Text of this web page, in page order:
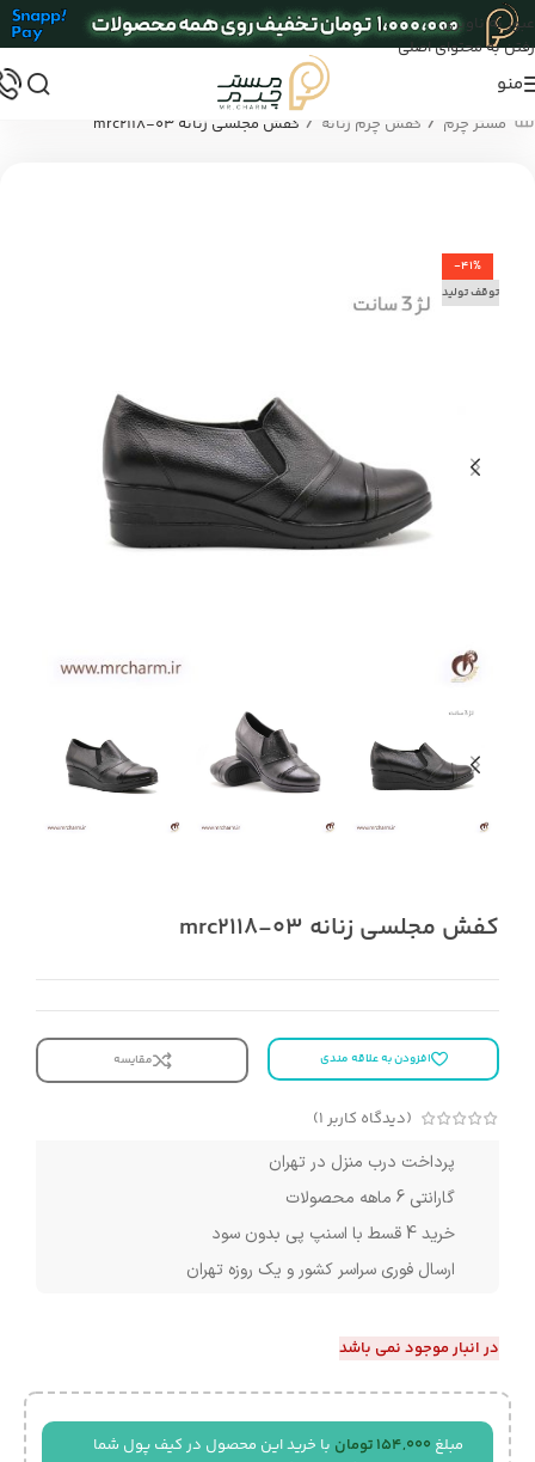
عبور به ناوبری
رفتن به محتوای اصلی
منو
مستر چرم / کفش چرم زنانه / کفش مجلسی زنانه mrc2118-03
-41%
توقف تولید
کفش مجلسی زنانه mrc2118-03
افزودن به علاقه مندی مقایسه
(دیدگاه کاربر 1
)
پرداخت درب منزل در تهران
گارانتی 6 ماهه محصولات
خرید 4 قسط با اسنپ پی بدون سود
ارسال فوری سراسر کشور و یک روزه تهران
در انبار موجود نمی باشد
مبلغ 154,000 تومان با خرید این محصول در کیف پول شما